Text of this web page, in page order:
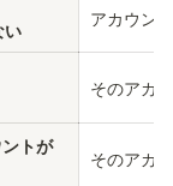
い アカウン
そのアカ
トが
そのアカ